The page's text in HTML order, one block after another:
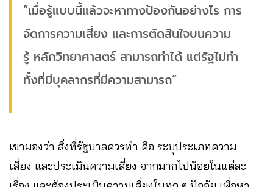
“เมื่อรู้แบบนี้แล้วจะหาทางป้องกันอย่างไร การ
จัดการความเสี่ยง และการตัดสินใจบนความ
รู้ หลักวิทยาศาสตร์ สามารถทำได้ แต่รัฐไม่ทำ
ทั้งที่มีบุคลากรที่มีความสามารถ”
เขามองว่า สิ่งที่รัฐบาลควรทำ คือ ระบุประเภทความ
เสี่ยง และประเมินความเสี่ยง จากมากไปน้อยในแต่ละ